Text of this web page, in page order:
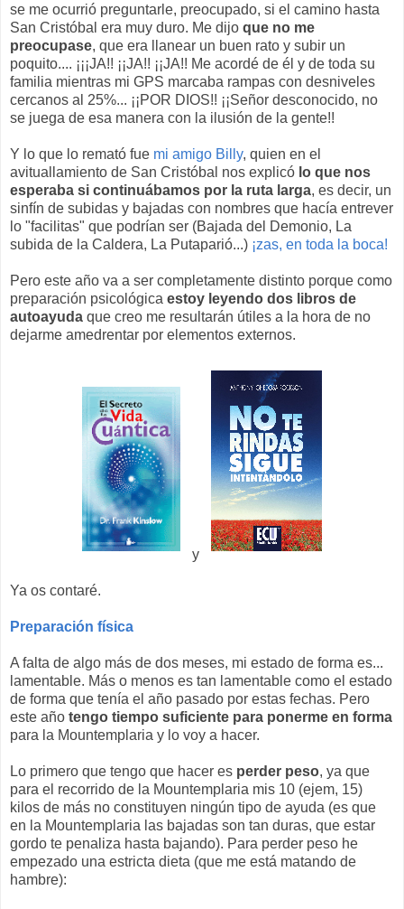
se me ocurrió preguntarle, preocupado, si el camino hasta
San Cristóbal era muy duro. Me dijo que no me
preocupase, que era llanear un buen rato y subir un
poquito.... ¡¡¡JA!! ¡¡JA!! ¡¡JA!! Me acordé de él y de toda su
familia mientras mi GPS marcaba rampas con desniveles
cercanos al 25%... ¡¡POR DIOS!! ¡¡Señor desconocido, no
se juega de esa manera con la ilusión de la gente!!
Y lo que lo remató fue mi amigo Billy, quien en el
avituallamiento de San Cristóbal nos explicó lo que nos
esperaba si continuábamos por la ruta larga, es decir, un
sinfín de subidas y bajadas con nombres que hacía entrever
lo "facilitas" que podrían ser (Bajada del Demonio, La
subida de la Caldera, La Putaparió...) ¡zas, en toda la boca!
Pero este año va a ser completamente distinto porque como
preparación psicológica estoy leyendo dos libros de
autoayuda que creo me resultarán útiles a la hora de no
dejarme amedrentar por elementos externos.
y
Ya os contaré.
Preparación física
A falta de algo más de dos meses, mi estado de forma es...
lamentable. Más o menos es tan lamentable como el estado
de forma que tenía el año pasado por estas fechas. Pero
este año tengo tiempo suficiente para ponerme en forma
para la Mountemplaria y lo voy a hacer.
Lo primero que tengo que hacer es perder peso, ya que
para el recorrido de la Mountemplaria mis 10 (ejem, 15)
kilos de más no constituyen ningún tipo de ayuda (es que
en la Mountemplaria las bajadas son tan duras, que estar
gordo te penaliza hasta bajando). Para perder peso he
empezado una estricta dieta (que me está matando de
hambre):